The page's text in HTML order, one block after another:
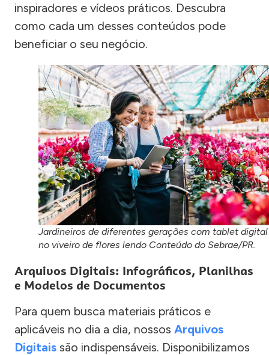
inspiradores e vídeos práticos. Descubra
como cada um desses conteúdos pode
beneficiar o seu negócio.
Jardineiros de diferentes gerações com tablet digital
no viveiro de flores lendo Conteúdo do Sebrae/PR.
Arquivos Digitais: Infográficos, Planilhas
e Modelos de Documentos
Para quem busca materiais práticos e
aplicáveis no dia a dia, nossos Arquivos
Digitais são indispensáveis. Disponibilizamos